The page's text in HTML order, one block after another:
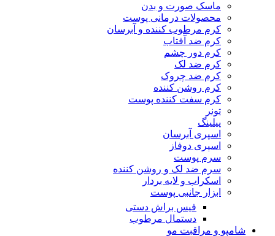
ماسک صورت و بدن
محصولات درمانی پوست
کرم مرطوب کننده و آبرسان
کرم ضد آفتاب
کرم دور چشم
کرم ضد لک
کرم ضد چروک
کرم روشن کننده
کرم سفت کننده پوست
تونر
پیلینگ
اسپری آبرسان
اسپری دوفاز
سرم پوست
سرم ضد لک و روشن کننده
اسکراب و لایه بردار
ابزار جانبی پوست
فیس براش دستی
دستمال مرطوب
شامپو و مراقبت مو